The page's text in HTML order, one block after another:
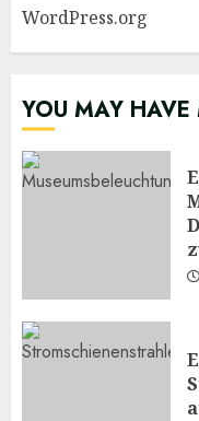
WordPress.org
YOU MAY HAVE